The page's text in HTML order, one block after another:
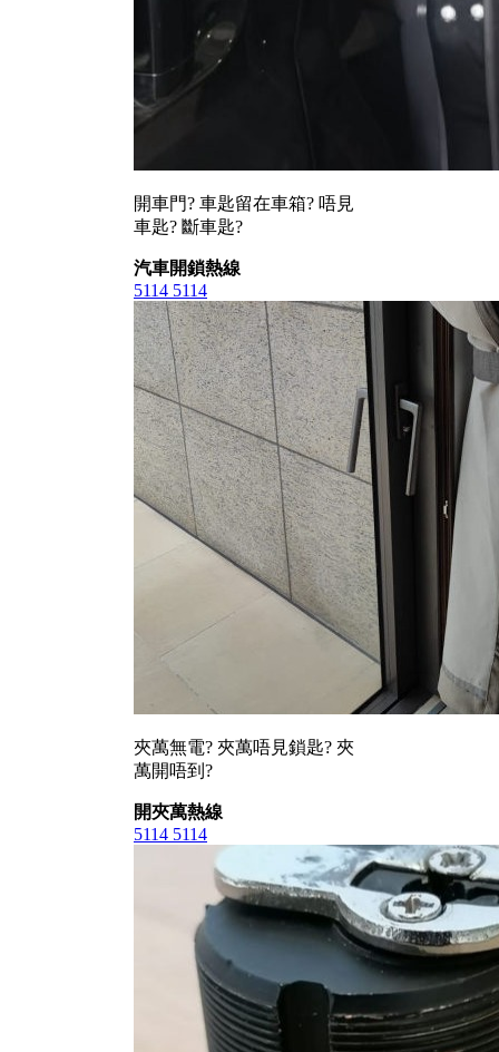
開車門? 車匙留在車箱? 唔見
車匙? 斷車匙?
汽車開鎖熱線
5114 5114
夾萬無電? 夾萬唔見鎖匙? 夾
萬開唔到?
開夾萬熱線
5114 5114